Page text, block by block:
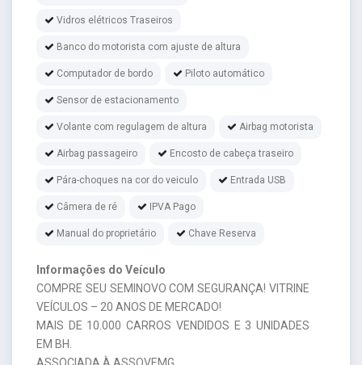
Vidros elétricos Traseiros
Banco do motorista com ajuste de altura
Computador de bordo Piloto automático
Sensor de estacionamento
Volante com regulagem de altura Airbag motorista
Airbag passageiro Encosto de cabeça traseiro
Pára-choques na cor do veiculo Entrada USB
Câmera de ré IPVA Pago
Manual do proprietário Chave Reserva
Informações do Veículo
COMPRE SEU SEMINOVO COM SEGURANÇA! VITRINE
VEÍCULOS – 20 ANOS DE MERCADO!
MAIS DE 10.000 CARROS VENDIDOS E 3 UNIDADES
EM BH.
ASSOCIADA À ASSOVEMG.